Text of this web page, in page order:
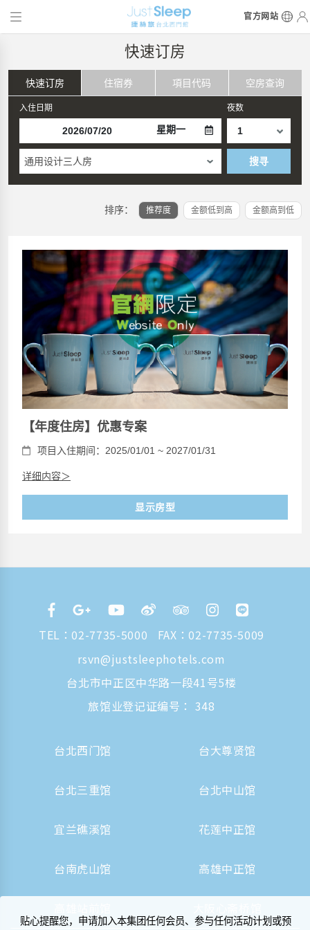
官方网站
快速订房
快速订房 住宿券 項目代码 空房查询
入住日期
星期一
夜数
通用设计三人房 搜寻
排序： 推荐度 金额低到高 金额高到低
【年度住房】优惠专案
项目入住期间：2025/01/01 ~ 2027/01/31
详细内容＞
显示房型
TEL： 02-7735-5000
FAX：02-7735-5009
rsvn@justsleephotels.com
台北市中正区中华路一段41号5楼
旅馆业登记证编号： 348
台北西门馆 台大尊贤馆
台北三重馆 台北中山馆
宜兰礁溪馆 花莲中正馆
台南虎山馆 高雄中正馆
贴心提醒您，申请加入本集团任何会员、参与任何活动计划或预